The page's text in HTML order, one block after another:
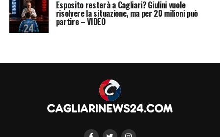
Esposito resterà a Cagliari? Giulini vuole
risolvere la situazione, ma per 20 milioni può
partire – VIDEO